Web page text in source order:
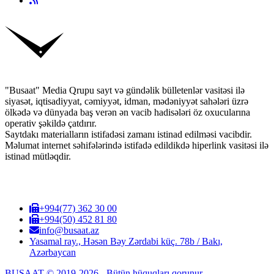
"Busaat" Media Qrupu sayt və gündəlik bülletenlər vasitəsi ilə
siyasət, iqtisadiyyat, cəmiyyət, idman, mədəniyyət sahələri üzrə
ölkədə və dünyada baş verən ən vacib hadisələri öz oxucularına
operativ şəkildə çatdırır.
Saytdakı materialların istifadəsi zamanı istinad edilməsi vacibdir.
Məlumat internet səhifələrində istifadə edildikdə hiperlink vasitəsi ilə
istinad mütləqdir.
+994(77) 362 30 00
+994(50) 452 81 80
info@busaat.az
Yasamal ray., Həsən Bəy Zərdabi küç. 78b / Bakı,
Azərbaycan